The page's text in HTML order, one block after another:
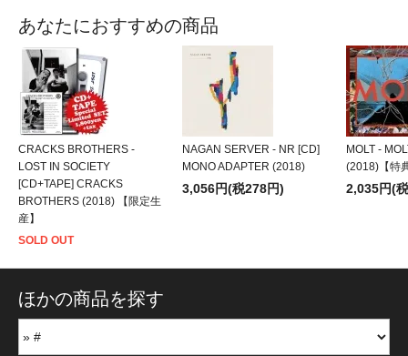
あなたにおすすめの商品
CRACKS BROTHERS -
LOST IN SOCIETY
[CD+TAPE] CRACKS
BROTHERS (2018) 【限定生
産】
SOLD OUT
NAGAN SERVER - NR [CD]
MONO ADAPTER (2018)
3,056円(税278円)
MOLT -
(2018)【特
2,035円(
ほかの商品を探す